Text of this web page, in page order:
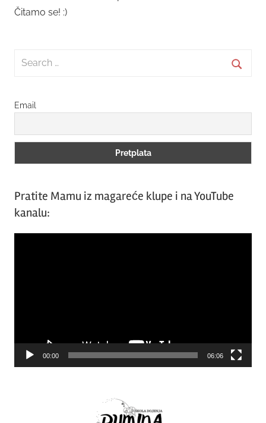
Čitamo se! :)
Search
Email
Pratite Mamu iz magareće klupe i na YouTube
kanalu:
00:00 06:06